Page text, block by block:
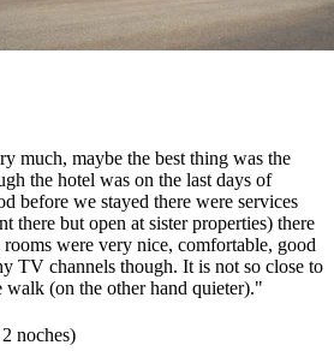
much, maybe the best thing was the
the hotel was on the last days of
before we stayed there were services
there but open at sister properties) there
were very nice, comfortable, good
TV channels though. It is not so close to
(on the other hand quieter)."
noches)